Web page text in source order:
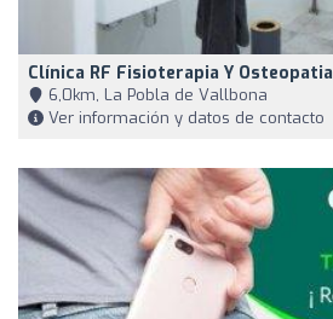
Clínica RF Fisioterapia Y Osteopatia
6,0km, La Pobla de Vallbona
Ver información y datos de contacto